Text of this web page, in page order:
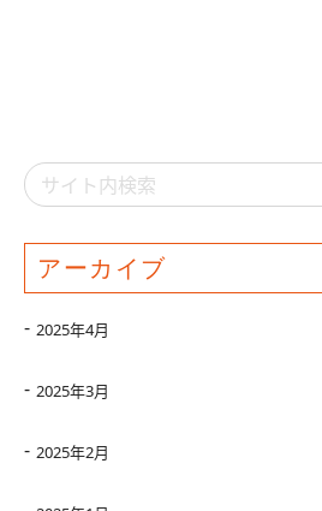
アーカイブ
2025年4月
2025年3月
2025年2月